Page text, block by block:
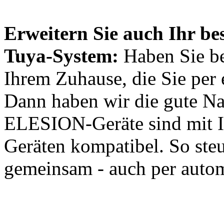
Erweitern Sie auch Ihr
Tuya-System: Haben Sie
Ihrem Zuhause, die Sie per
Dann haben wir die gute
ELESION-Geräte sind mit
Geräten kompatibel. So
gemeinsam - auch per